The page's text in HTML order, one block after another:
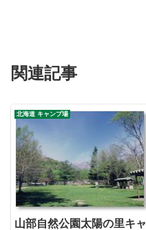
関連記事
北海道 キャンプ場
山部自然公園太陽の里キャ